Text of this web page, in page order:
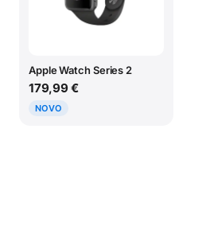
Apple Watch Series 2
179,99 €
NOVO